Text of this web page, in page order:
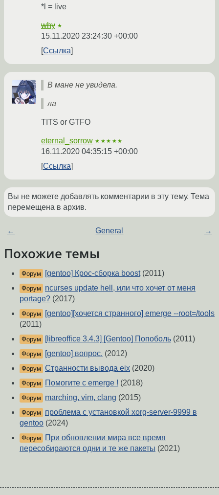
*l = live
why ★
15.11.2020 23:24:30 +00:00
Ссылка
В мане не увидела.
ла
TITS or GTFO
eternal_sorrow ★★★★★
16.11.2020 04:35:15 +00:00
Ссылка
Вы не можете добавлять комментарии в эту тему. Тема
перемещена в архив.
← General →
Похожие темы
Форум [gentoo] Крос-сборка boost(2011)
Форум
ncurses update hell, или что хочет от меня
portage? (2017)
Форум
[gentoo][хочется странного] emerge --root=/tools
(2011)
Форум [libreoffice 3.4.3] [Gentoo] Попоболь (2011)
Форум [gentoo] вопрос. (2012)
Форум Странности вывода eix (2020)
Форум Помогите с emerge ! (2018)
Форум marching, vim, clang (2015)
Форум
проблема с установкой xorg-server-9999 в
gentoo (2024)
Форум
При обновлении мира все время
пересобираются одни и те же пакеты (2021)